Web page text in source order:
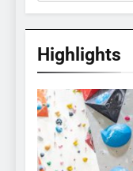
Highlights